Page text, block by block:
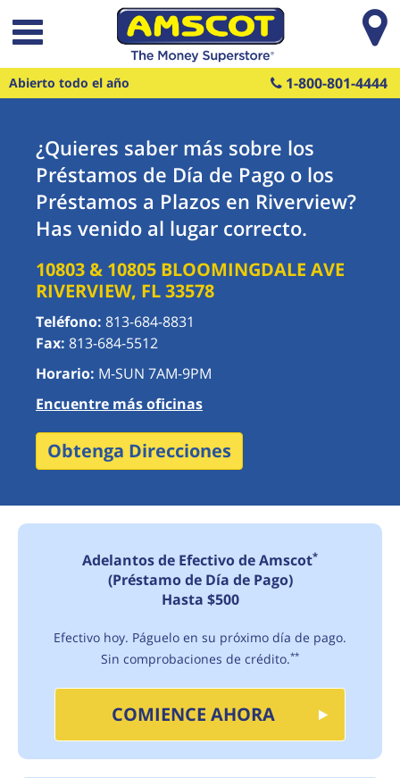
Saltar al contenido principal
Abierto todo el año 1-800-801-4444
¿Quieres saber más sobre los
Préstamos de Día de Pago o los
Préstamos a Plazos en Riverview?
Has venido al lugar correcto.
10803 & 10805 BLOOMINGDALE AVE
RIVERVIEW, FL33578
Teléfono: 813-684-8831
Fax: 813-684-5512
Horario: M-SUN 7AM-9PM
Encuentre más oficinas
Obtenga Direcciones
Adelantos de Efectivo de Amscot*
(Préstamo de Día de Pago)
Hasta $500
Efectivo hoy. Páguelo en su próximo día de pago.
Sin comprobaciones de crédito.**
COMIENCE AHORA